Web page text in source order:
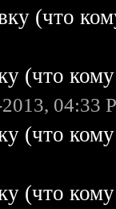
(что
(что
04:33
(что
(что